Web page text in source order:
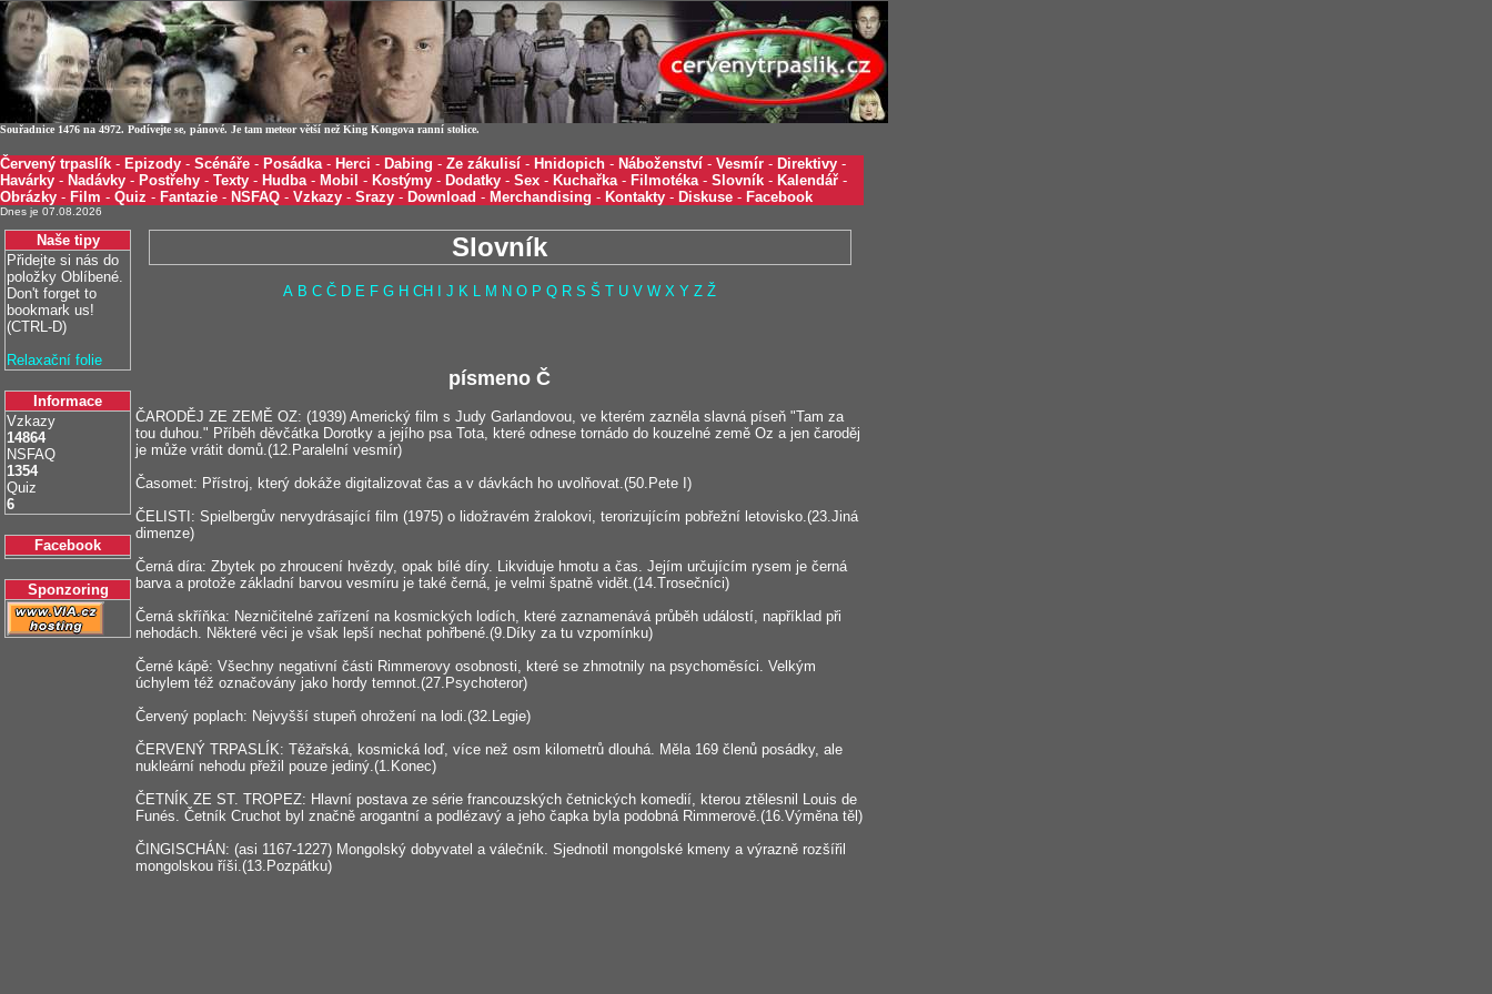
Souřadnice 1476 na 4972. Podívejte se, pánové. Je tam meteor větší než King Kongova ranní stolice.
Červený trpaslík - Epizody - Scénáře - Posádka- Herci - Dabing - Ze zákulisí - Hnidopich - Náboženství - Vesmír - Direktivy -
Havárky - Nadávky - Postřehy - Texty - Hudba- Mobil - Kostýmy - Dodatky - Sex - Kuchařka- Filmotéka- Slovník - Kalendář -
Obrázky - Film - Quiz - Fantazie - NSFAQ - Vzkazy - Srazy - Download - Merchandising - Kontakty - Diskuse - Facebook
Dnes je 07.08.2026
Naše tipy
Přidejte si nás do
položky Oblíbené.
Don't forget to
bookmark us!
(CTRL-D)
Relaxační folie
Informace
Vzkazy
14864
NSFAQ
1354
Quiz
6
Facebook
Sponzoring
Slovník
A B C Č D E F G H CH J K L M N O P Q R S Š T U V W X Y Z Ž
písmeno Č
ČARODĚJ ZE ZEMĚ OZ: (1939) Americký film s Judy Garlandovou, ve kterém zazněla slavná píseň "Tam za
tou duhou." Příběh děvčátka Dorotky a jejího psa Tota, které odnese tornádo do kouzelné země Oz a jen čaroděj
je může vrátit domů.(12.Paralelní vesmír)
Časomet: Přístroj, který dokáže digitalizovat čas a v dávkách ho uvolňovat.(50.Pete I)
ČELISTI: Spielbergův nervydrásající film (1975) o lidožravém žralokovi, terorizujícím pobřežní letovisko.(23.Jiná
dimenze)
Černá díra: Zbytek po zhroucení hvězdy, opak bílé díry. Likviduje hmotu a čas. Jejím určujícím rysem je černá
barva a protože základní barvou vesmíru je také černá, je velmi špatně vidět.(14.Trosečníci)
Černá skříňka: Nezničitelné zařízení na kosmických lodích, které zaznamenává průběh událostí, například při
nehodách. Některé věci je však lepší nechat pohřbené.(9.Díky za tu vzpomínku)
Černé kápě: Všechny negativní části Rimmerovy osobnosti, které se zhmotnily na psychoměsíci. Velkým
úchylem též označovány jako hordy temnot.(27.Psychoteror)
Červený poplach: Nejvyšší stupeň ohrožení na lodi.(32.Legie)
ČERVENÝ TRPASLÍK: Těžařská, kosmická loď, více než osm kilometrů dlouhá. Měla 169 členů posádky, ale
nukleární nehodu přežil pouze jediný.(1.Konec)
ČETNÍK ZE ST. TROPEZ: Hlavní postava ze série francouzských četnických komedií, kterou ztělesnil Louis de
Funés. Četník Cruchot byl značně arogantní a podlézavý a jeho čapka byla podobná Rimmerově.(16.Výměna těl)
ČINGISCHÁN: (asi 1167-1227) Mongolský dobyvatel a válečník. Sjednotil mongolské kmeny a výrazně rozšířil
mongolskou říši.(13.Pozpátku)